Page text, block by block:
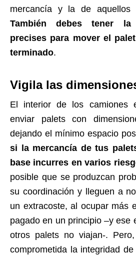
mercancía y la de aquellos
También debes tener la
precises para mover el
terminado.
Vigila las
El interior de los camiones
enviar palets con
dejando el mínimo espacio
si la mercancía de tus
base incurres en varios
posible que se produzcan
su coordinación y lleguen a
un extracoste, al ocupar más
pagado en un principio –y ese
otros palets no viajan-.
comprometida la integridad